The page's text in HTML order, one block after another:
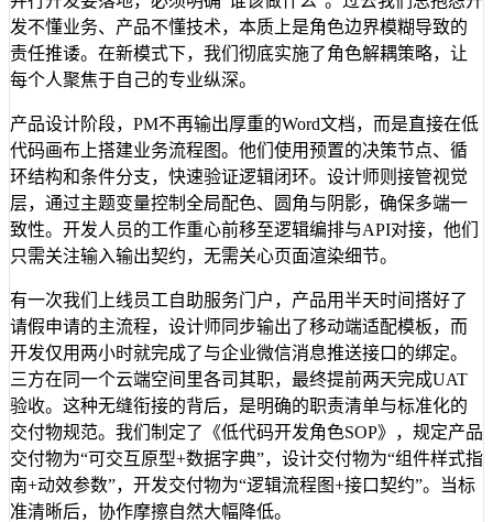
发不懂业务、产品不懂技术，本质上是角色边界模糊导致的
责任推诿。在新模式下，我们彻底实施了角色解耦策略，让
每个人聚焦于自己的专业纵深。
产品设计阶段，PM不再输出厚重的Word文档，而是直接在低
代码画布上搭建业务流程图。他们使用预置的决策节点、循
环结构和条件分支，快速验证逻辑闭环。设计师则接管视觉
层，通过主题变量控制全局配色、圆角与阴影，确保多端一
致性。开发人员的工作重心前移至逻辑编排与API对接，他们
只需关注输入输出契约，无需关心页面渲染细节。
有一次我们上线员工自助服务门户，产品用半天时间搭好了
请假申请的主流程，设计师同步输出了移动端适配模板，而
开发仅用两小时就完成了与企业微信消息推送接口的绑定。
三方在同一个云端空间里各司其职，最终提前两天完成UAT
验收。这种无缝衔接的背后，是明确的职责清单与标准化的
交付物规范。我们制定了《低代码开发角色SOP》，规定产品
交付物为“可交互原型+数据字典”，设计交付物为“组件样式指
南+动效参数”，开发交付物为“逻辑流程图+接口契约”。当标
准清晰后，协作摩擦自然大幅降低。